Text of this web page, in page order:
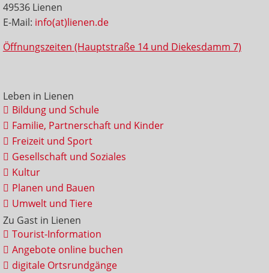
49536 Lienen
E-Mail: info(at)lienen.de
Öffnungszeiten (Hauptstraße 14 und Diekesdamm 7)
Leben in Lienen
Bildung und Schule
Familie, Partnerschaft und Kinder
Freizeit und Sport
Gesellschaft und Soziales
Kultur
Planen und Bauen
Umwelt und Tiere
Zu Gast in Lienen
Tourist-Information
Angebote online buchen
digitale Ortsrundgänge